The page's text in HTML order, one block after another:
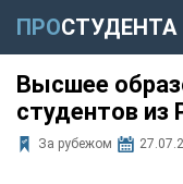
ПРОСТУДЕНТА
Высшее
студентов из
За рубежом